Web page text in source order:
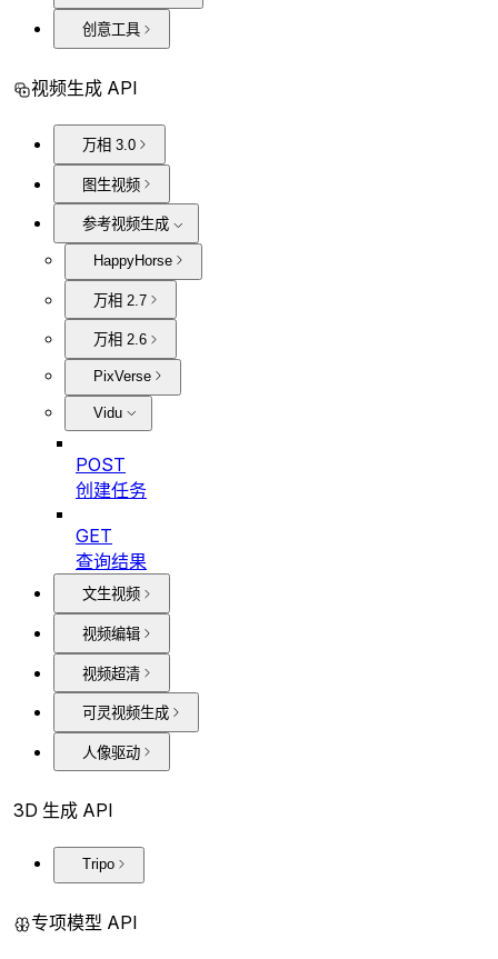
创意工具
视频生成 API
万相 3.0
图生视频
参考视频生成
HappyHorse
万相 2.7
万相 2.6
PixVerse
Vidu
POST
创建任务
GET
查询结果
文生视频
视频编辑
视频超清
可灵视频生成
人像驱动
3D 生成 API
Tripo
专项模型 API